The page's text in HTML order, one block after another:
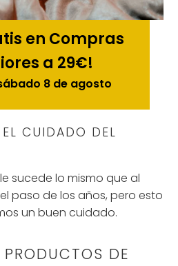
en Compras
a 29€!
8 de agosto
CUIDADO DEL
le sucede lo mismo que al
paso de los años, pero esto
un buen cuidado.
PRODUCTOS DE